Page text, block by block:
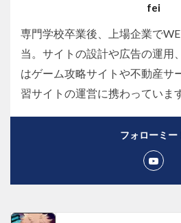
fei
専門学校卒業後、上場企業で
当。サイトの設計や広告の運用
はゲーム攻略サイトや不動産サ
習サイトの運営に携わっていま
フォローミー